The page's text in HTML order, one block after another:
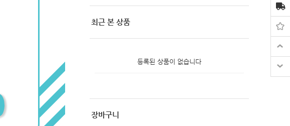
최근 본 상품
등록된 상품이 없습니다
장바구니